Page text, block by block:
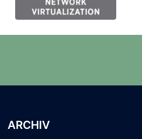
ARCHIV